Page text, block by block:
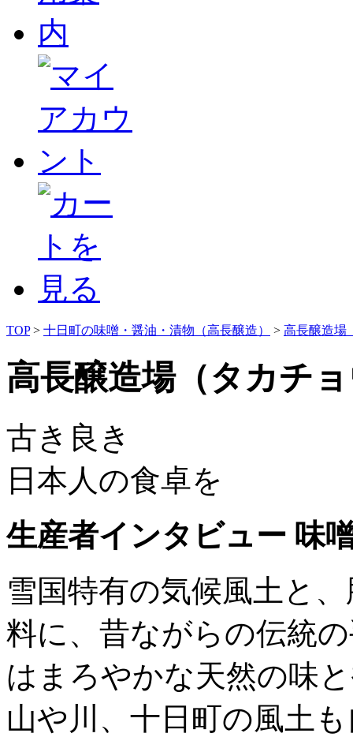
TOP> 十日町の味噌・醤油・漬物（高長醸造） > 高長醸造場
高長醸造場（タカチ
古き良き
日本人の食卓を
生産者インタビュー 味
雪国特有の気候風土と
料に、昔ながらの伝統
はまろやかな天然の味
山や川、十日町の風土